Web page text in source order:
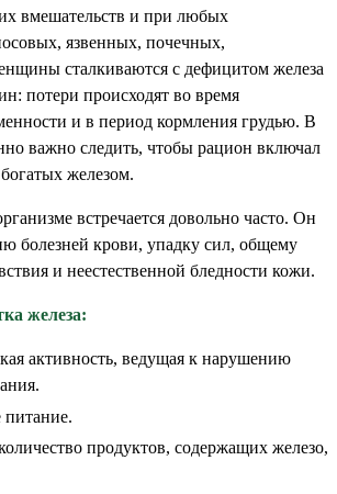
вмешательств и при любых
язвенных, почечных,
сталкиваются с дефицитом железа
потери происходят во время
и в период кормления грудью. В
важно следить, чтобы рацион включал
железом.
встречается довольно часто. Он
болезней крови, упадку сил, общему
и неестественной бледности кожи.
железа:
активность, ведущая к нарушению
продуктов, содержащих железо,